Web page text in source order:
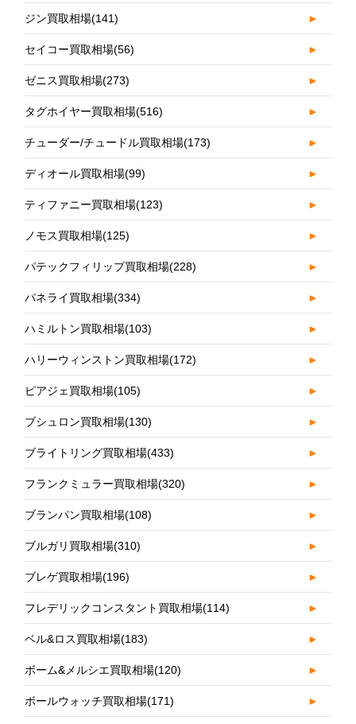
ジン買取相場(141) ►
セイコー買取相場(56) ►
ゼニス買取相場(273) ►
タグホイヤー買取相場(516) ►
チューダー/チュードル買取相場(173) ►
ディオール買取相場(99) ►
ティファニー買取相場(123) ►
ノモス買取相場(125) ►
パテックフィリップ買取相場(228) ►
パネライ買取相場(334) ►
ハミルトン買取相場(103) ►
ハリーウィンストン買取相場(172) ►
ピアジェ買取相場(105) ►
ブシュロン買取相場(130) ►
ブライトリング買取相場(433) ►
フランクミュラー買取相場(320) ►
ブランパン買取相場(108) ►
ブルガリ買取相場(310) ►
ブレゲ買取相場(196) ►
フレデリックコンスタント買取相場(114) ►
ベル&ロス買取相場(183) ►
ボーム&メルシエ買取相場(120) ►
ボールウォッチ買取相場(171) ►